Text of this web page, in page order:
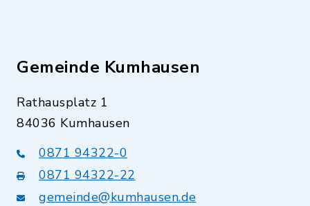
Gemeinde Kumhausen
Rathausplatz 1
84036 Kumhausen
0871 94322-0
0871 94322-22
gemeinde@kumhausen.de